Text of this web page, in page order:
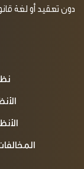
دون تعقيد أو لغة